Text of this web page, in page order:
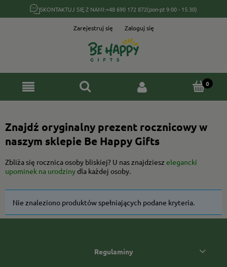
SKONTAKTUJ SIĘ Z NAMI:+48 690 172 872(pon-pt 9:00 - 15:30)
Zarejestruj się Zaloguj się
Znajdź oryginalny prezent rocznicowy w
naszym sklepie Be Happy Gifts
Zbliża się rocznica osoby bliskiej? U nas znajdziesz elegancki
upominek na urodzinydla każdej osoby.
Nie znaleziono produktów spełniających podane kryteria.
Regulaminy